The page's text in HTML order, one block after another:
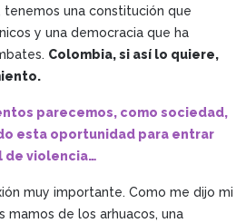
tenemos una constitución que
y una democracia que ha
Colombia, si así lo quiere,
parecemos, como sociedad,
esta oportunidad para entrar
de violencia…
muy importante. Como me dijo mi
mamos de los arhuacos, una